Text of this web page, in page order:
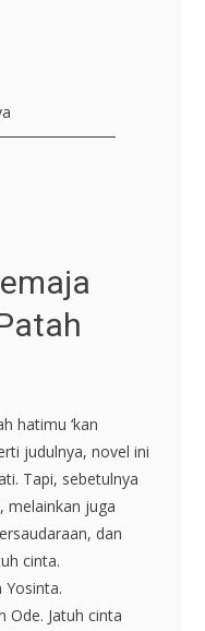
hatimu ‘kan
judulnya, novel ini
Tapi, sebetulnya
melainkan juga
dan
cinta.
Yosinta.
Ode. Jatuh cinta